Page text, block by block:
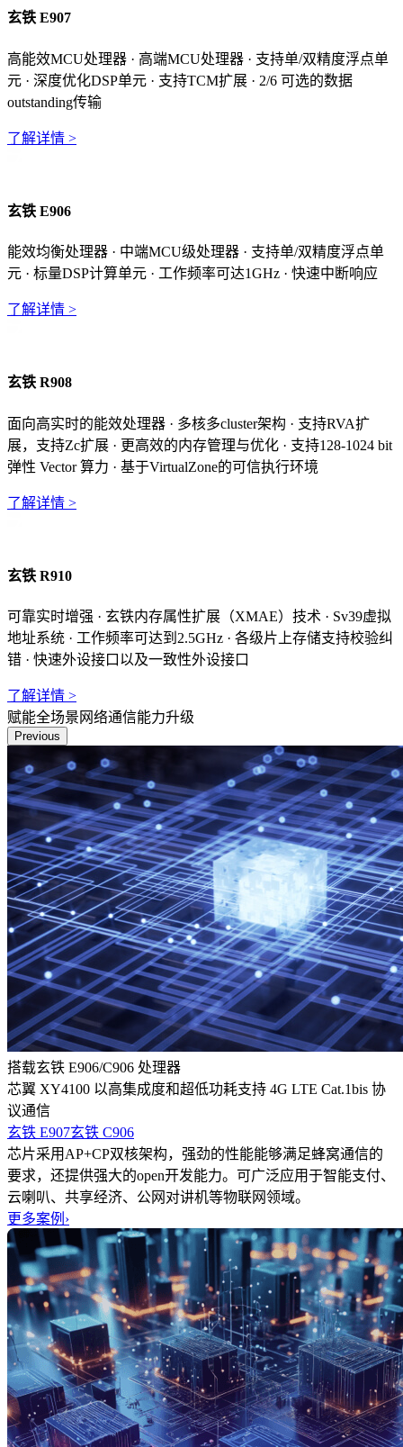
玄铁 E907
高能效MCU处理器 · 高端MCU处理器 · 支持单/双精度浮点单
元 · 深度优化DSP单元 · 支持TCM扩展 · 2/6 可选的数据
outstanding传输
了解详情 >
玄铁 E906
能效均衡处理器 · 中端MCU级处理器 · 支持单/双精度浮点单
元 · 标量DSP计算单元 · 工作频率可达1GHz · 快速中断响应
了解详情 >
玄铁 R908
面向高实时的能效处理器 · 多核多cluster架构 · 支持RVA扩
展，支持Zc扩展 · 更高效的内存管理与优化 · 支持128-1024 bit
弹性 Vector 算力 · 基于VirtualZone的可信执行环境
了解详情 >
玄铁 R910
可靠实时增强 · 玄铁内存属性扩展（XMAE）技术 · Sv39虚拟
地址系统 · 工作频率可达到2.5GHz · 各级片上存储支持校验纠
错 · 快速外设接口以及一致性外设接口
了解详情 >
赋能全场景网络通信能力升级
Previous
搭载玄铁 E906/C906 处理器
芯翼 XY4100 以高集成度和超低功耗支持 4G LTE Cat.1bis 协
议通信
玄铁 E907玄铁 C906
芯片采用AP+CP双核架构，强劲的性能能够满足蜂窝通信的
要求，还提供强大的open开发能力。可广泛应用于智能支付、
云喇叭、共享经济、公网对讲机等物联网领域。
更多案例 ›